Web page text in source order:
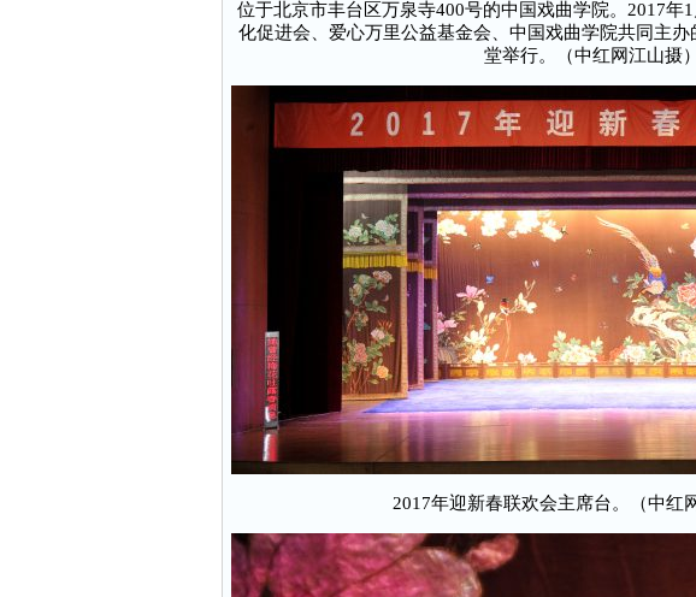
位于北京市丰台区万泉寺400号的中国戏曲学院。2017年
化促进会、爱心万里公益基金会、中国戏曲学院共同主
堂举行。（中红网江山摄）
2017年迎新春联欢会主席台。（中红